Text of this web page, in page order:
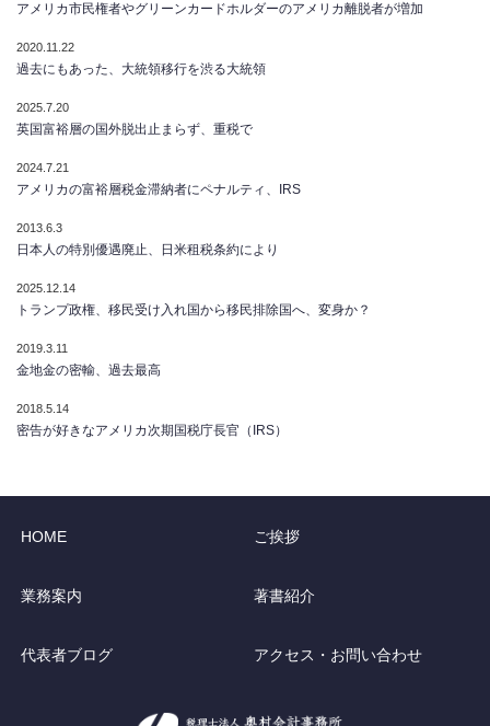
アメリカ市民権者やグリーンカードホルダーのアメリカ離脱者が増加
2020.11.22
過去にもあった、大統領移行を渋る大統領
2025.7.20
英国富裕層の国外脱出止まらず、重税で
2024.7.21
アメリカの富裕層税金滞納者にペナルティ、IRS
2013.6.3
日本人の特別優遇廃止、日米租税条約により
2025.12.14
トランプ政権、移民受け入れ国から移民排除国へ、変身か？
2019.3.11
金地金の密輸、過去最高
2018.5.14
密告が好きなアメリカ次期国税庁長官（IRS）
HOME ご挨拶
業務案内 著書紹介
代表者ブログ アクセス・お問い合わせ